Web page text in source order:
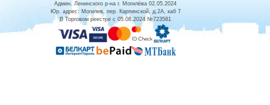
Админ. Ленинского р-на г. Могилёва 02.05.2024
Юр. адрес: Могилев, пер. Карпинской, д.2А, каб 7
В Торговом реестре с 05.08.2024 №723581